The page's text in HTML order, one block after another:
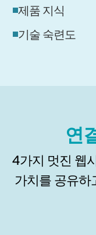
제품 지식
기술 숙련도
연
4가지 멋진 웹
가치를 공유하